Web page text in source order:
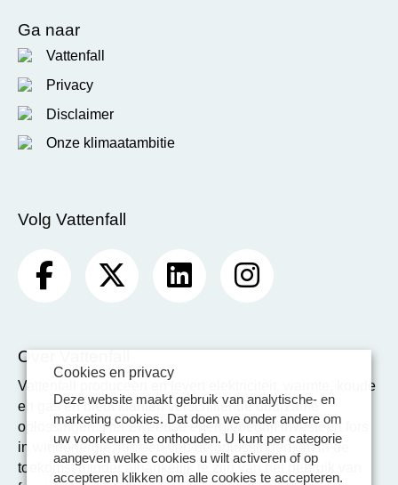
Ga naar
Vattenfall
Privacy
Disclaimer
Onze klimaatambitie
Volg Vattenfall
Over Vattenfall
Vattenfall produceert en levert elektriciteit, warmte, koude
en gas en biedt klanten verschillende duurzame
oplossingen. Het Zweedse energiebedrijf investeert fors
in windenergie, als één van de oplossingen om in de
toekomst minder afhankelijk te zijn van het gebruik van
Cookies en privacy
Deze website maakt gebruik van analytische- en
marketing cookies. Dat doen we onder andere om
uw voorkeuren te onthouden. U kunt per categorie
aangeven welke cookies u wilt activeren of op
accepteren klikken om alle cookies te accepteren.